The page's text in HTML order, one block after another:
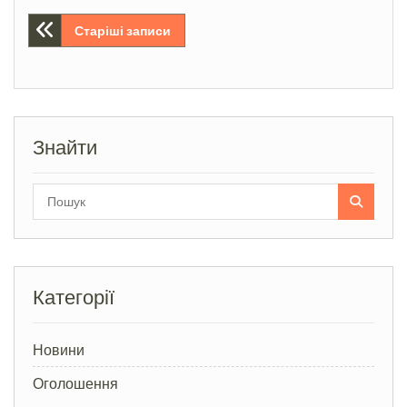
Навігація
записами
Старіші записи
Знайти
Категорії
Новини
Оголошення